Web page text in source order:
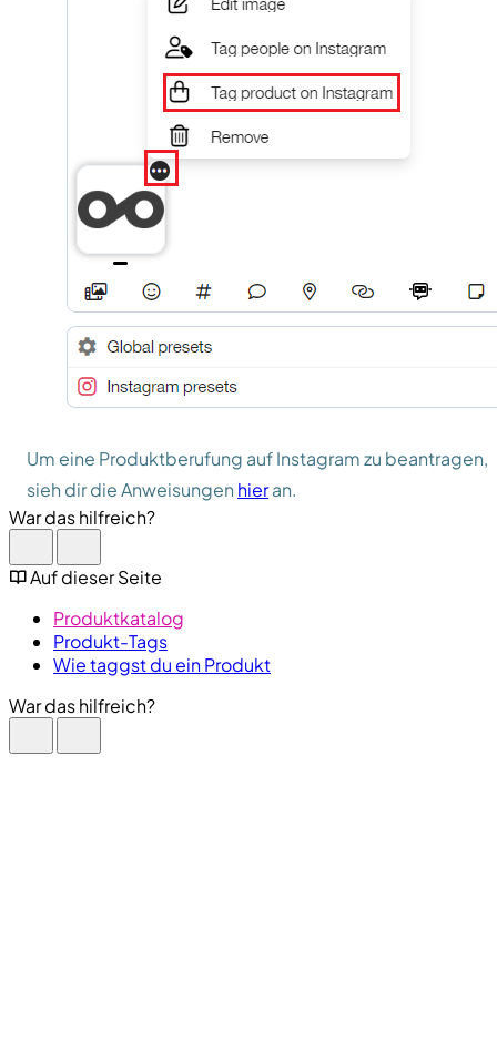
Um eine Produktberufung auf Instagram zu beantragen,
sieh dir die Anweisungen hieran.
War das hilfreich?
Auf dieser Seite
Produktkatalog
Produkt-Tags
Wie taggst du ein Produkt
War das hilfreich?